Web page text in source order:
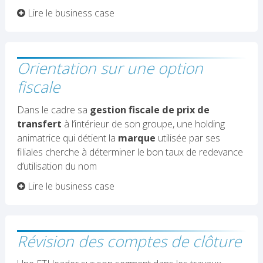
Lire le business case
Orientation sur une option
fiscale
Dans le cadre sa gestion fiscale de prix de
transfert à l’intérieur de son groupe, une holding
animatrice qui détient la marque utilisée par ses
filiales cherche à déterminer le bon taux de redevance
d’utilisation du nom
Lire le business case
Révision des comptes de clôture